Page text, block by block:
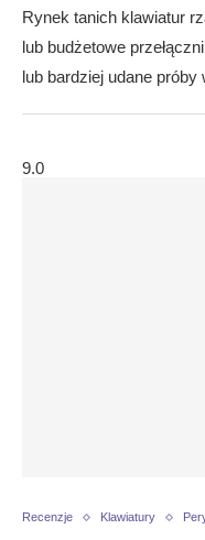
Rynek tanich klawiatur
lub budżetowe
lub bardziej udane
9.0
Recenzje Klawiatury